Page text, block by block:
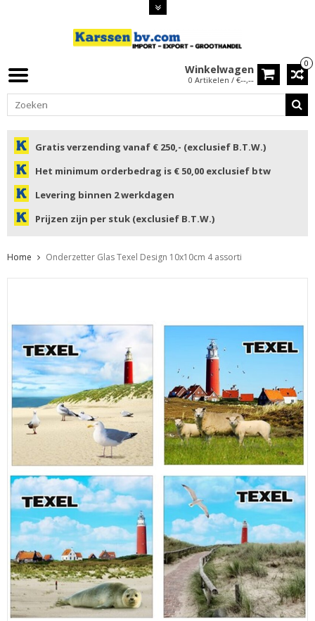
0
Winkelwagen
0 Artikelen / €--,--
Gratis verzending vanaf € 250,- (exclusief B.T.W.)
Het minimum orderbedrag is € 50,00 exclusief btw
Levering binnen 2 werkdagen
Prijzen zijn per stuk (exclusief B.T.W.)
Home Onderzetter Glas Texel Design 10x10cm 4 assorti